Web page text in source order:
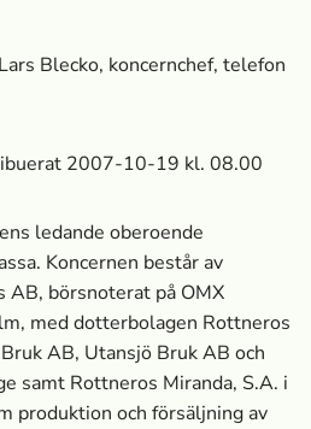
Blecko, koncernchef, telefon
2007-10-19 kl. 08.00
ledande oberoende
Koncernen består av
börsnoterat på OMX
med dotterbolagen Rottneros
AB, Utansjö Bruk AB och
samt Rottneros Miranda, S.A. i
produktion och försäljning av